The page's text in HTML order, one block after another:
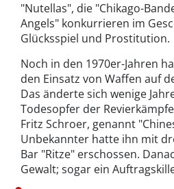
"Nutellas", die "Chikago-
Angels" konkurrieren im
Glücksspiel und Prostitution.
Noch in den 1970er-Jahren
den Einsatz von Waffen auf
Das änderte sich wenige
Todesopfer der
Fritz Schroer, genannt
Unbekannter hatte ihn mit
Bar "Ritze" erschossen.
Gewalt; sogar ein